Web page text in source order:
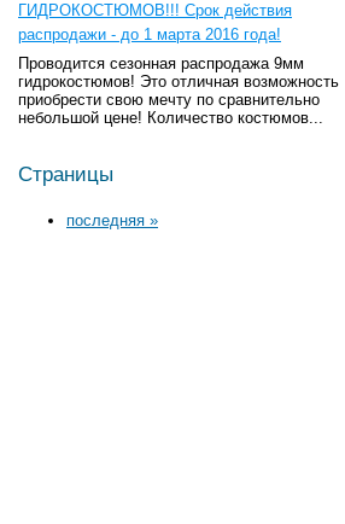
ГИДРОКОСТЮМОВ!!! Срок действия
распродажи - до 1 марта 2016 года!
Проводится сезонная распродажа 9мм
гидрокостюмов! Это отличная возможность
приобрести свою мечту по сравнительно
небольшой цене! Количество костюмов...
Страницы
последняя »